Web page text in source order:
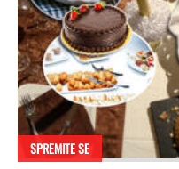
SPREMITE SE